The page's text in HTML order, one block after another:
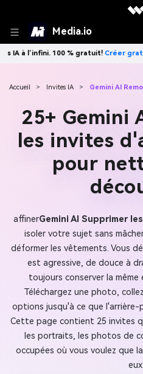
Media.io
gratuitement→ Créez des
Accueil > Invites IA > Gemini AI
25+ Gemini
les invites
pour
affinerGemini AI Supprimer
isoler votre sujet sans
déformer les vêtements. Vous
est agressive, de douce à
toujours conserver la
Téléchargez une photo,
options jusqu'à ce que l'arrière-
Cette page contient 25 invites
les portraits, les photos de
occupées où vous voulez que
eux.